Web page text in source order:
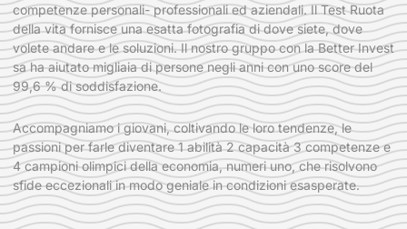
competenze personali- professionali ed aziendali. Il Test Ruota
della vita fornisce una esatta fotografia di dove siete, dove
volete andare e le soluzioni. Il nostro gruppo con la Better Invest
sa ha aiutato migliaia di persone negli anni con uno score del
99,6 % di soddisfazione.
Accompagniamo i giovani, coltivando le loro tendenze, le
passioni per farle diventare 1 abilità 2 capacità 3 competenze e
4 campioni olimpici della economia, numeri uno, che risolvono
sfide eccezionali in modo geniale in condizioni esasperate.